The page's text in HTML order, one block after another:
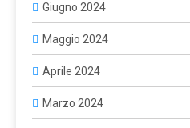
Giugno 2024
Maggio 2024
Aprile 2024
Marzo 2024